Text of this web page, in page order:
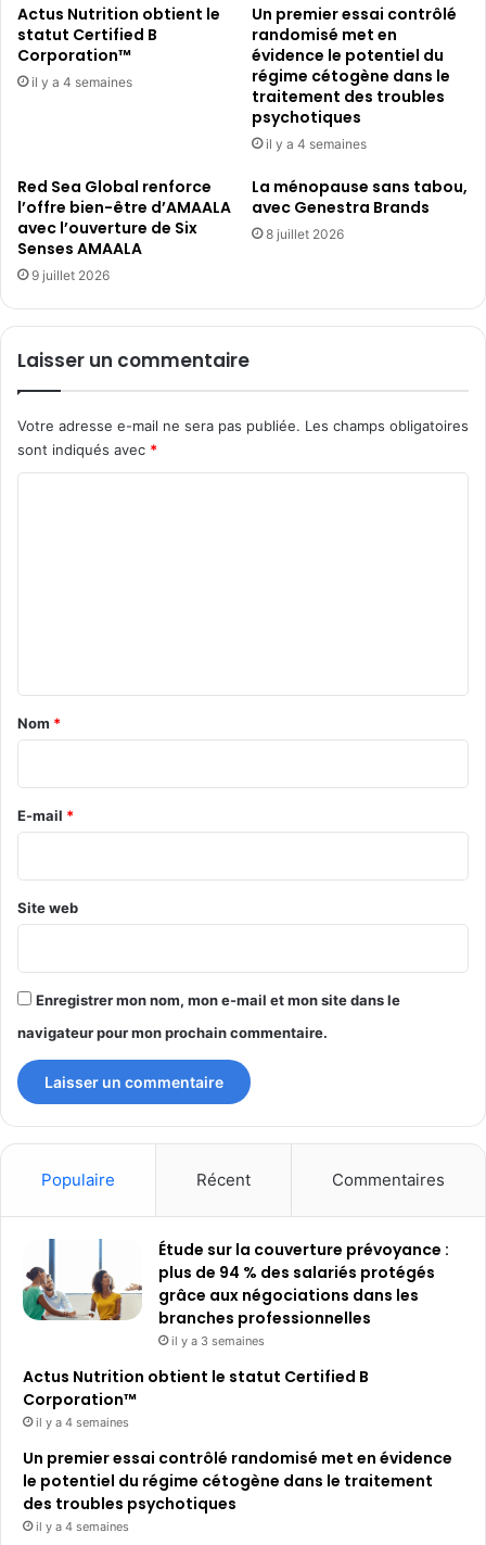
...
concernant
les
tumeurs
rénales
Actus Nutrition obtient le
statut Certified B
Corporation™
il y a 4 semaines
Un premier essai contrôlé
randomisé met en
évidence le potentiel du
régime cétogène dans le
traitement des troubles
psychotiques
il y a 4 semaines
Red Sea Global renforce
l’offre bien-être d’AMAALA
avec l’ouverture de Six
Senses AMAALA
9 juillet 2026
La ménopause sans tabou,
avec Genestra Brands
8 juillet 2026
Laisser un commentaire
Votre adresse e-mail ne sera pas publiée. Les champs obligatoires
sont indiqués avec *
a
r
e
Nom *
E-mail *
Site web
Enregistrer mon nom, mon e-mail et mon site dans le
navigateur pour mon prochain commentaire.
Populaire Récent Commentaires
Étude sur la couverture prévoyance :
plus de 94 % des salariés protégés
grâce aux négociations dans les
branches professionnelles
il y a 3 semaines
Actus Nutrition obtient le statut Certified B
Corporation™
il y a 4 semaines
Un premier essai contrôlé randomisé met en évidence
le potentiel du régime cétogène dans le traitement
des troubles psychotiques
il y a 4 semaines